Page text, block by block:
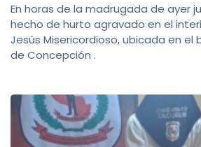
En horas de la madrugada de ayer
hecho de hurto agravado en el
Jesús Misericordioso, ubicada en el
de Concepción .